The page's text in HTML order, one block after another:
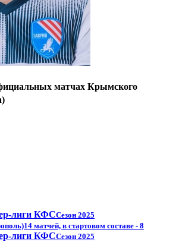
матчах Крымского
лиги КФССезон 2025
14 матчей, в стартовом составе - 8
лиги КФССезон 2025